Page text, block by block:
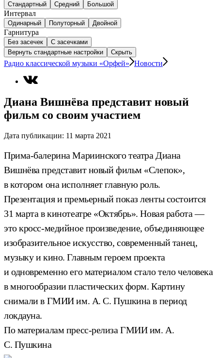
Стандартный Средний Большой
Интервал
Одинарный Полуторный Двойной
Гарнитура
Без засечек
С засечками
Вернуть стандартные настройки
Скрыть
Радио классической музыки «Орфей» Новости
Диана Вишнёва представит новый
фильм со своим участием
Дата публикации: 11 марта 2021
Прима-балерина Мариинского театра Диана
Вишнёва представит новый фильм «Слепок»,
в котором она исполняет главную роль.
Презентация и премьерный показ ленты состоится
31 марта в кинотеатре «Октябрь». Новая работа —
это кросс-медийное произведение, объединяющее
изобразительное искусство, современный танец,
музыку и кино. Главным героем проекта
и одновременно его материалом стало тело человека
в многообразии пластических форм. Картину
снимали в ГМИИ им. А. С. Пушкина в период
локдауна.
По материалам пресс-релиза ГМИИ им. А.
С. Пушкина